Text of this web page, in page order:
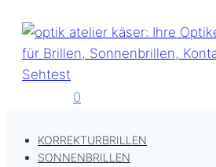
Inhalt
springen
0
KORREKTURBRILLEN
SONNENBRILLEN